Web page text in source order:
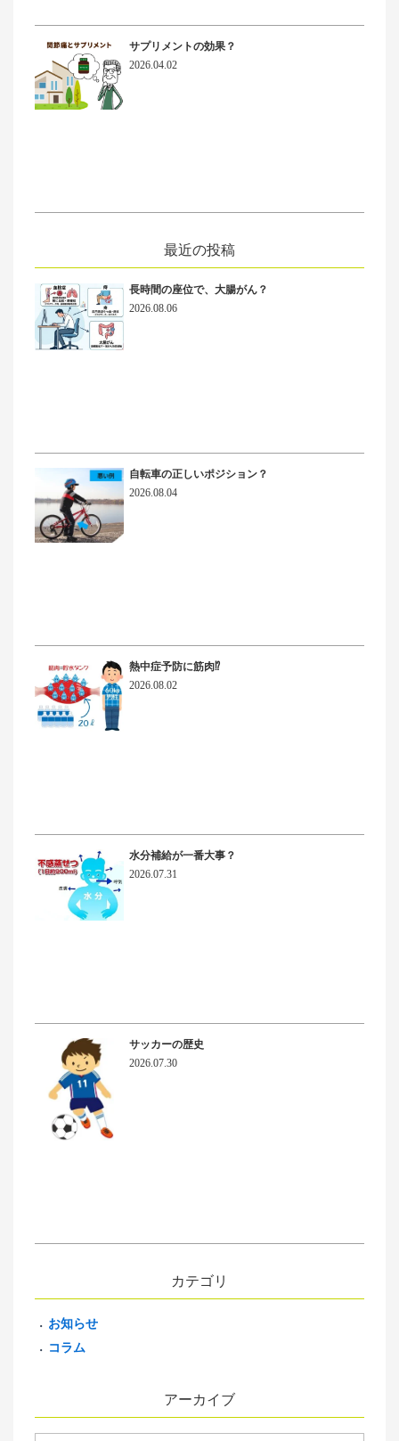
サプリメントの効果？
2026.04.02
最近の投稿
長時間の座位で、大腸がん？
2026.08.06
自転車の正しいポジション？
2026.08.04
熱中症予防に筋肉⁉
2026.08.02
水分補給が一番大事？
2026.07.31
サッカーの歴史
2026.07.30
カテゴリ
お知らせ
コラム
アーカイブ